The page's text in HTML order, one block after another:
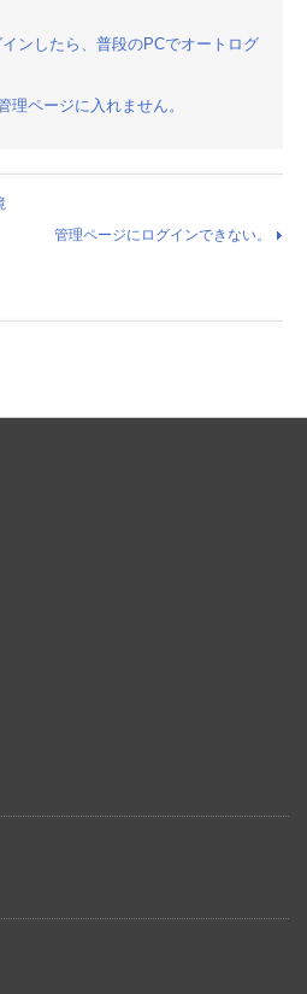
ンしたら、普段のPCでオートログ
理ページに入れません。
管理ページにログインできない。